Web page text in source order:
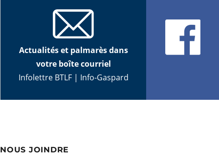
Actualités et palmarès dans
votre boîte courriel
Infolettre BTLF| Info-Gaspard
NOUS JOINDRE